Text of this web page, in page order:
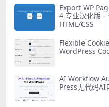
Export WP
4 专业汉化版
HTML/CSS
Flexible
WordPress
AI Workflow
Press无代码AI